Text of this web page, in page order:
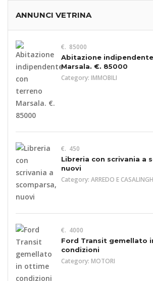
ANNUNCI VETRINA
€. 85000
Abitazione
Marsala. €. 85000
Category: IMMOBILI
€. 450
Libreria con scrivania a
nuovi
Category: ARREDO E
€. 4000
Ford Transit gemellato
condizioni
Category: MOTORI